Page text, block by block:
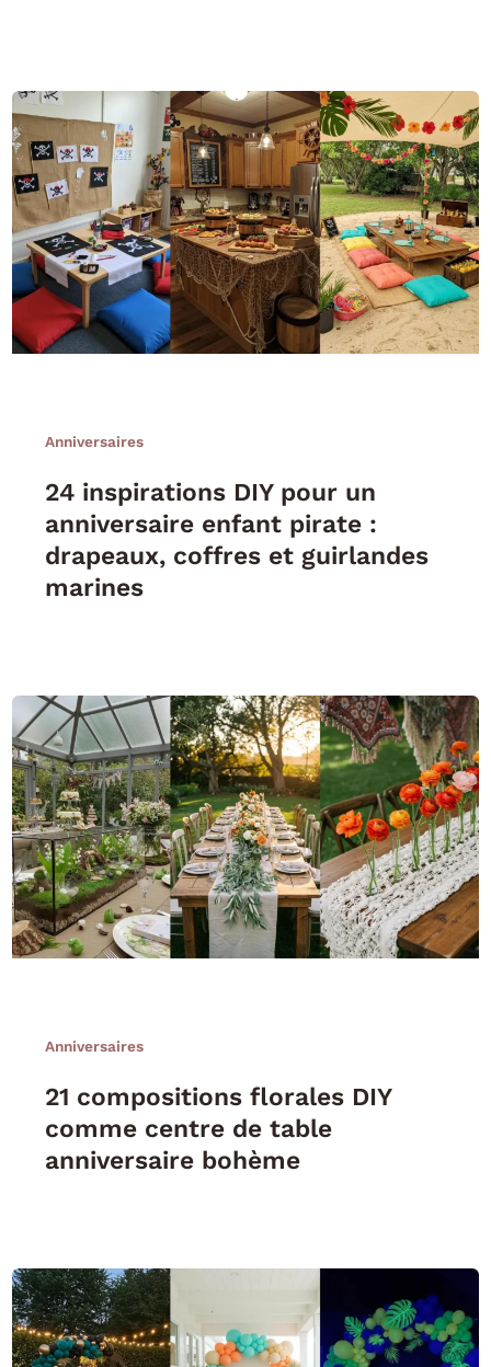
Anniversaires
24 inspirations DIY pour un
anniversaire enfant pirate :
drapeaux, coffres et guirlandes
marines
Anniversaires
21 compositions florales DIY
comme centre de table
anniversaire bohème